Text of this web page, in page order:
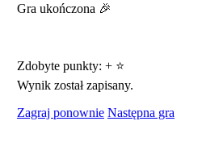
Gra ukończona 🎉
Zdobyte punkty: +⭐
Wynik został zapisany.
Zagraj ponownie Następna gra